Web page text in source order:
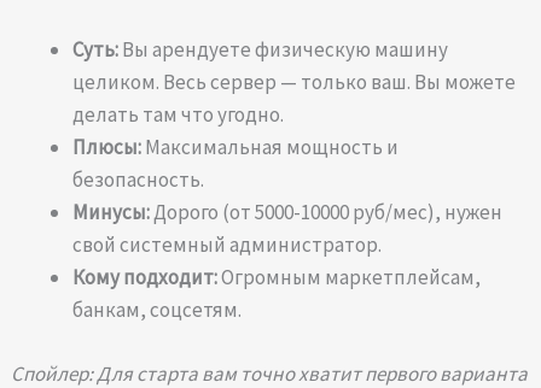
Суть:Вы арендуете физическую машину
целиком. Весь сервер — только ваш. Вы можете
делать там что угодно.
Плюсы:Максимальная мощность и
безопасность.
Минусы:Дорого (от 5000-10000 руб/мес), нужен
свой системный администратор.
Кому подходит:Огромным маркетплейсам,
банкам, соцсетям.
Спойлер: Для старта вам точно хватит первого варианта